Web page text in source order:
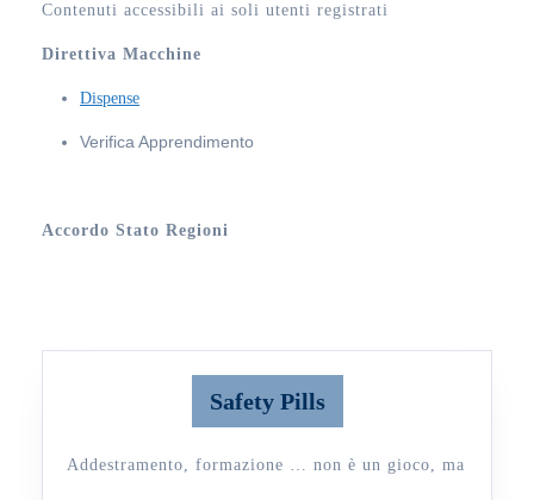
Contenuti accessibili ai soli utenti registrati
Direttiva Macchine
Dispense
Verifica Apprendimento
Accordo Stato Regioni
Safety Pills
Addestramento, formazione … non è un gioco, ma